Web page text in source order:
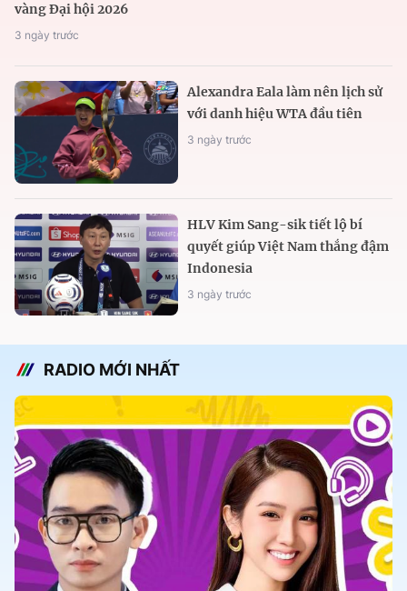
vàng Đại hội 2026
3 ngày trước
Alexandra Eala làm nên lịch sử
với danh hiệu WTA đầu tiên
3 ngày trước
HLV Kim Sang-sik tiết lộ bí
quyết giúp Việt Nam thắng đậm
Indonesia
3 ngày trước
RADIO MỚI NHẤT